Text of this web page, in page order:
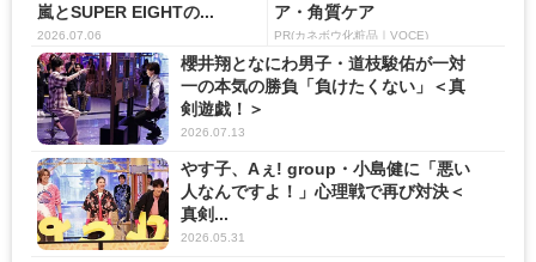
嵐とSUPER EIGHTの...
2026.07.06
ア・角質ケア
PR(カネボウ化粧品｜VOCE)
櫻井翔となにわ男子・道枝駿佑が一対
一の本気の勝負「負けたくない」＜真
剣遊戯！＞
2026.07.13
やす子、Aぇ! group・小島健に「悪い
人なんですよ！」心理戦で再び対決＜
真剣...
2026.05.31